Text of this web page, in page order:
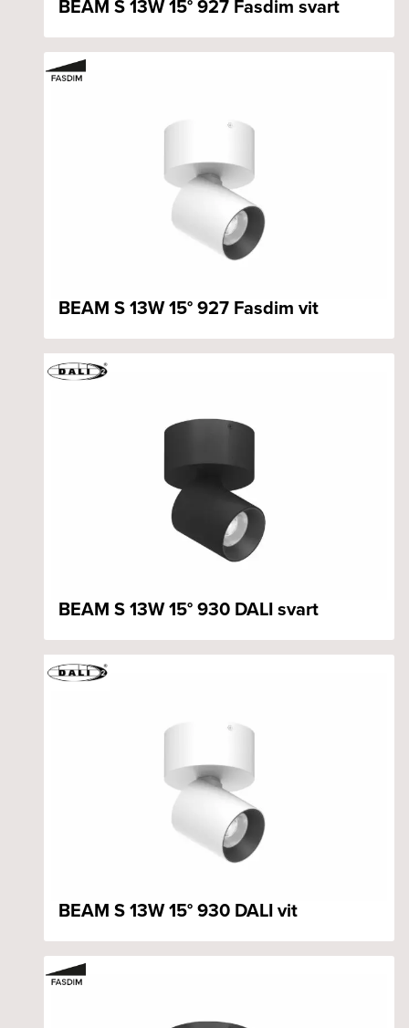
BEAM S 13W 15° 927 Fasdim svart
BEAM S 13W 15° 927 Fasdim vit
BEAM S 13W 15° 930 DALI svart
BEAM S 13W 15° 930 DALI vit